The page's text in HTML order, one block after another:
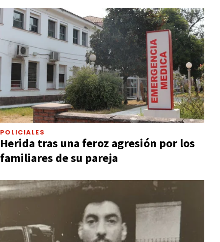
POLICIALES
Herida tras una feroz agresión por los
familiares de su pareja